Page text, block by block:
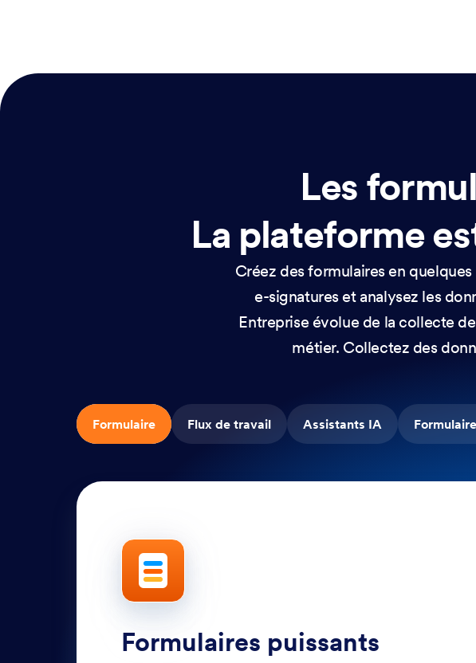
Les
La plateforme
Créez des formulaires en
e-signatures et analysez les
Entreprise évolue de la collecte
métier. Collectez des
Formulaire Flux de travail Assistants IA
Formulaires puissants